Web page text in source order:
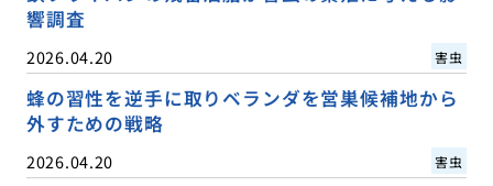
響調査
2026.04.20 害虫
蜂の習性を逆手に取りベランダを営巣候補地から
外すための戦略
2026.04.20 害虫